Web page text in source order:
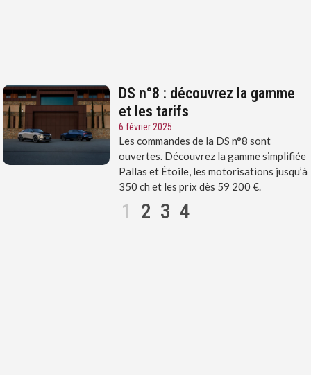
DS n°8 : découvrez la gamme
et les tarifs
6 février 2025
Les commandes de la DS n°8 sont
ouvertes. Découvrez la gamme simplifiée
Pallas et Étoile, les motorisations jusqu’à
350 ch et les prix dès 59 200 €.
1 2 3 4